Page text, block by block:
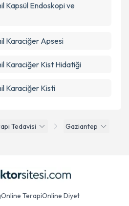
Tedavisi
Gaziantep
Kapsül Endoskopi ve
Karaciğer Apsesi
Karaciğer Kist Hidatiği
Karaciğer Kisti
Online TerapiOnline Diyet